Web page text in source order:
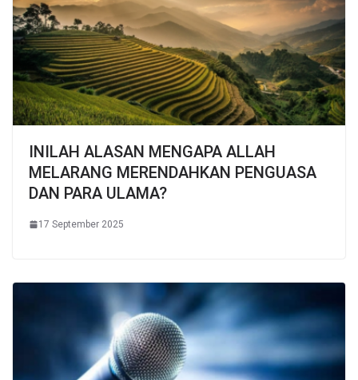
INILAH ALASAN MENGAPA ALLAH
MELARANG MERENDAHKAN PENGUASA
DAN PARA ULAMA?
17 September 2025